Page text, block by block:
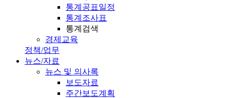
통계공표일정
통계조사표
통계검색
경제교육
정책/업무
뉴스/자료
뉴스 및 의사록
보도자료
주간보도계획